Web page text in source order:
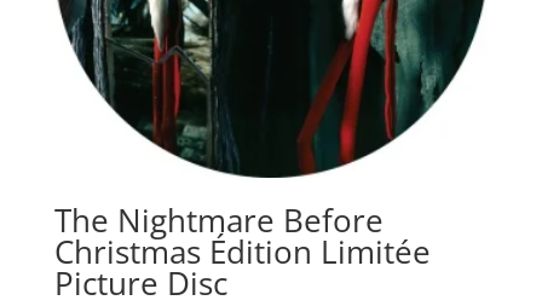
The Nightmare Before
Christmas Édition Limitée
Picture Disc